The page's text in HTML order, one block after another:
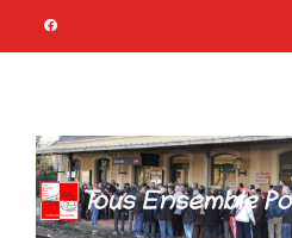
TOUS
POUR
Association Citoyenne